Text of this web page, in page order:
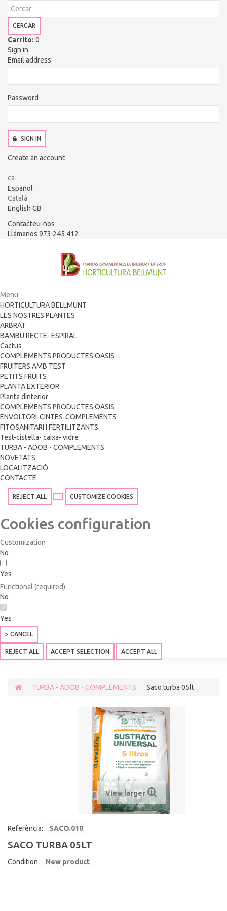
CERCAR
Carrito: 0
Sign in
Email address
Password
SIGN IN
Create an account
ca
Español
Català
English GB
Contacteu-nos
Llámanos 973 245 412
Menu
HORTICULTURA BELLMUNT
LES NOSTRES PLANTES
ARBRAT
BAMBU RECTE- ESPIRAL
Cactus
COMPLEMENTS PRODUCTES OASIS
FRUITERS AMB TEST
PETITS FRUITS
PLANTA EXTERIOR
Planta dinterior
COMPLEMENTS PRODUCTES OASIS
ENVOLTORI-CINTES-COMPLEMENTS
FITOSANITARI I FERTILITZANTS
Test-cistella- caixa- vidre
TURBA - ADOB - COMPLEMENTS
NOVETATS
LOCALITZACIÓ
CONTACTE
REJECT ALL CUSTOMIZE COOKIES
Cookies configuration
Customization
No
Yes
Functional (required)
No
Yes
> CANCEL
REJECT ALL ACCEPT SELECTION ACCEPT ALL
TURBA - ADOB - COMPLEMENTS Saco turba 05lt
View larger
Referència: SACO.010
SACO TURBA 05LT
Condition: New product